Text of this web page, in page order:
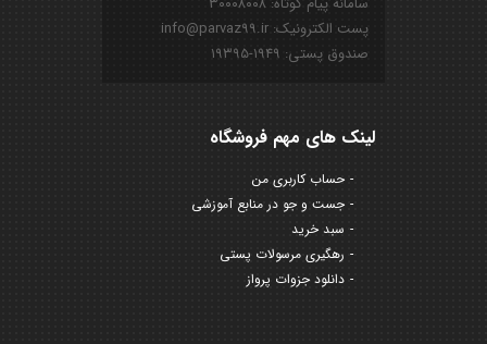
پست الکترونیک: info@parvaz99.ir
صندوق پستی: ۱۹۴۹-۱۹۳۹۵
لینک های مهم فروشگاه
حساب کاربری من
جست و جو در منابع آموزشی
سبد خرید
رهگیری مرسولات پستی
دانلود جزوات پرواز